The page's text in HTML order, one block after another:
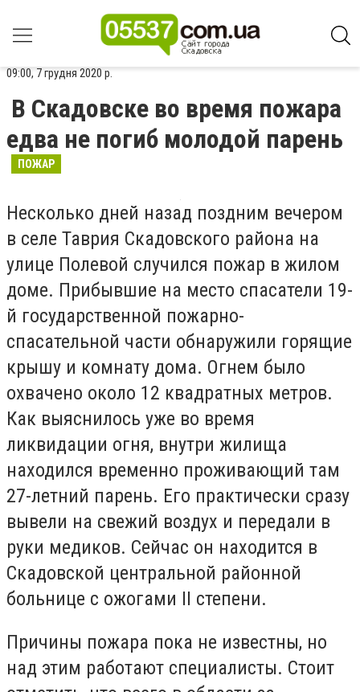
09:00, 7 грудня 2020 р.
В Скадовске во время пожара
едва не погиб молодой парень
ПОЖАР
Несколько дней назад поздним вечером
в селе Таврия Скадовского района на
улице Полевой случился пожар в жилом
доме. Прибывшие на место спасатели 19-
й государственной пожарно-
спасательной части обнаружили горящие
крышу и комнату дома. Огнем было
охвачено около 12 квадратных метров.
Как выяснилось уже во время
ликвидации огня, внутри жилища
находился временно проживающий там
27-летний парень. Его практически сразу
вывели на свежий воздух и передали в
руки медиков. Сейчас он находится в
Скадовской центральной районной
больнице с ожогами II степени.
Причины пожара пока не известны, но
над этим работают специалисты. Стоит